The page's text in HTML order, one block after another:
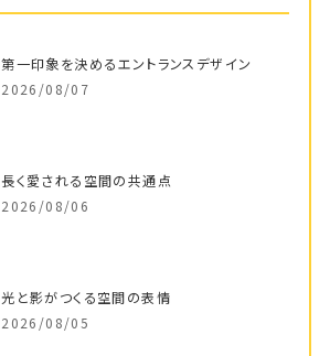
第一印象を決めるエントランスデザイン
2026/08/07
長く愛される空間の共通点
2026/08/06
光と影がつくる空間の表情
2026/08/05